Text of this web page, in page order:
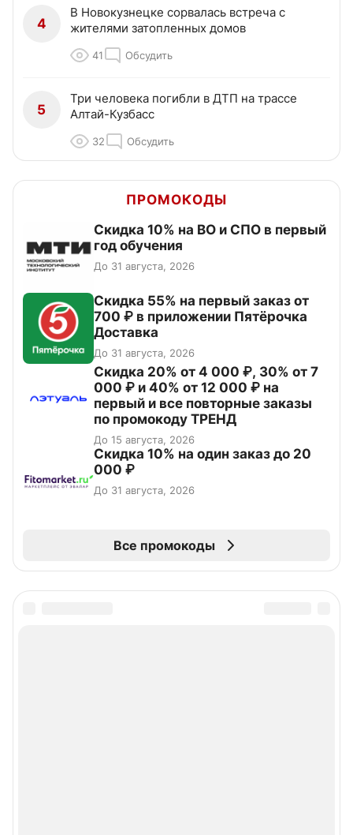
4
В Новокузнецке сорвалась встреча с
жителями затопленных домов
41 Обсудить
5
Три человека погибли в ДТП на трассе
Алтай-Кузбасс
32 Обсудить
ПРОМОКОДЫ
Скидка 10% на ВО и СПО в первый
год обучения
До 31 августа, 2026
Скидка 55% на первый заказ от
700 ₽ в приложении Пятёрочка
Доставка
До 31 августа, 2026
Скидка 20% от 4 000 ₽, 30% от 7
000 ₽ и 40% от 12 000 ₽ на
первый и все повторные заказы
по промокоду ТРЕНД
До 15 августа, 2026
Скидка 10% на один заказ до 20
000 ₽
До 31 августа, 2026
Все промокоды